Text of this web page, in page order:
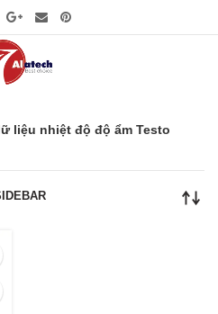
liệu nhiệt độ độ ẩm Testo